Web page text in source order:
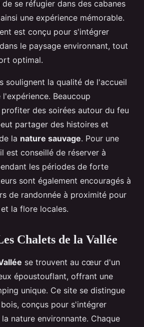
se réfugier dans des cabanes
une expérience mémorable.
est conçu pour s'intégrer
le paysage environnant, tout
optimal.
soulignent la qualité de l'accueil
Beaucoup
des soirées autour du feu
partager des histoires et
la nature sauvage. Pour une
est conseillé de réserver à
les périodes de forte
sont également encouragés à
de randonnée à proximité pour
la flore locales.
Chalets de la Vallée
se trouvent au cœur d'un
époustouflant, offrant une
unique. Ce site se distingue
conçus pour s'intégrer
nature environnante. Chaque